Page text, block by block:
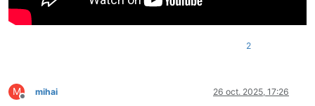
2
M
Deconectat
mihai 26 oct. 2025, 17:26